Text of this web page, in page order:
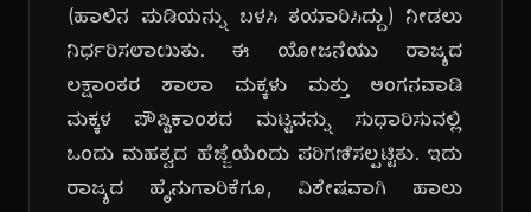
(ಹಾಲಿನ ಪುಡಿಯನ್ನು ಬಳಸಿ ತಯಾರಿಸಿದ್ದು) ನೀಡಲು
ನಿರ್ಧರಿಸಲಾಯಿತು. ಈ ಯೋಜನೆಯು ರಾಜ್ಯದ
ಲಕ್ಷಾಂತರ ಶಾಲಾ ಮಕ್ಕಳು ಮತ್ತು ಅಂಗನವಾಡಿ
ಮಕ್ಕಳ ಪೌಷ್ಟಿಕಾಂಶದ ಮಟ್ಟವನ್ನು ಸುಧಾರಿಸುವಲ್ಲಿ
ಒಂದು ಮಹತ್ವದ ಹೆಜ್ಜೆಯೆಂದು ಪರಿಗಣಿಸಲ್ಪಟ್ಟಿತು. ಇದು
ರಾಜ್ಯದ ಹೈನುಗಾರಿಕೆಗೂ, ವಿಶೇಷವಾಗಿ ಹಾಲು